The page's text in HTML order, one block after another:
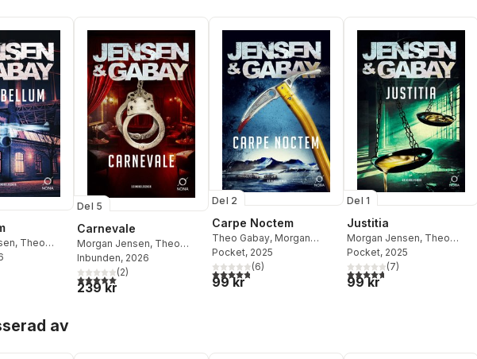
, Theo
Totalt antal röster:
Del 5
Carnevale
Morgan Jensen, Theo
Gabay
Inbunden, 2026
5,0utav 5 stjärnor. Totalt antal röster:
(2)
239 kr
Del 2
Carpe Noctem
Theo Gabay, Morgan
Jensen
Pocket, 2025
4,8utav 5 stjärnor. Totalt antal röster:
(6)
99 kr
Del 1
Justitia
Morgan Jensen, Theo
Gabay
Pocket, 2025
4,7utav 5 stjärnor. Totalt
(7)
99 kr
av